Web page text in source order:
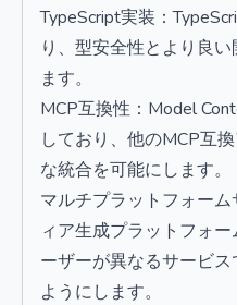
TypeScript実装：
り、型安全性とより良
ます。
MCP互換性：Model
しており、他のMCP互
な統合を可能にします。
マルチプラットフォー
ィア生成プラットフォ
ーザーが異なるサービ
ようにします。